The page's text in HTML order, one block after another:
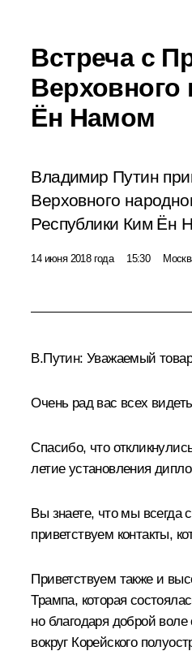
Встреча с
Ён Намом
Владимир Путин
Верховного
Республики Ким Ён
14 июня 2018 года 15:30
В.Путин: Уважаемый
Очень рад вас всех
Спасибо, что
летие установления
Вы знаете, что мы всегда
приветствуем контакты,
Приветствуем также и
Трампа, которая
но благодаря доброй
вокруг Корейского